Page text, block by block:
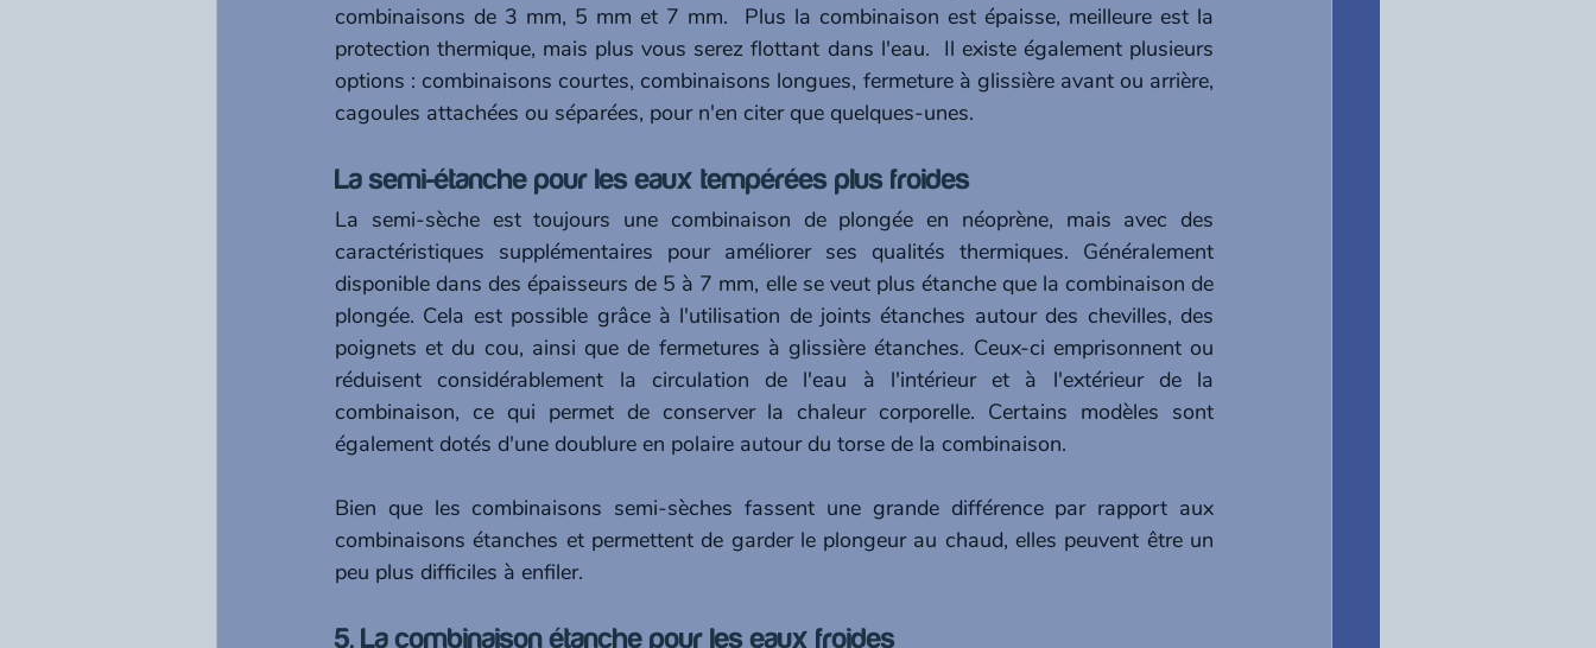
combinaisons de 3 mm, 5 mm et 7 mm.  Plus la combinaison est épaisse, meilleure est la
protection thermique, mais plus vous serez flottant dans l'eau.  Il existe également plusieurs
options : combinaisons courtes, combinaisons longues, fermeture à glissière avant ou arrière,
cagoules attachées ou séparées, pour n'en citer que quelques-unes.
La semi-étanche pour les eaux tempérées plus froides
La semi-sèche est toujours une combinaison de plongée en néoprène, mais avec des
caractéristiques supplémentaires pour améliorer ses qualités thermiques. Généralement
disponible dans des épaisseurs de 5 à 7 mm, elle se veut plus étanche que la combinaison de
plongée. Cela est possible grâce à l'utilisation de joints étanches autour des chevilles, des
poignets et du cou, ainsi que de fermetures à glissière étanches. Ceux-ci emprisonnent ou
réduisent considérablement la circulation de l'eau à l'intérieur et à l'extérieur de la
combinaison, ce qui permet de conserver la chaleur corporelle. Certains modèles sont
également dotés d'une doublure en polaire autour du torse de la combinaison.
Bien que les combinaisons semi-sèches fassent une grande différence par rapport aux
combinaisons étanches et permettent de garder le plongeur au chaud, elles peuvent être un
peu plus difficiles à enfiler.
5. La combinaison étanche pour les eaux froides